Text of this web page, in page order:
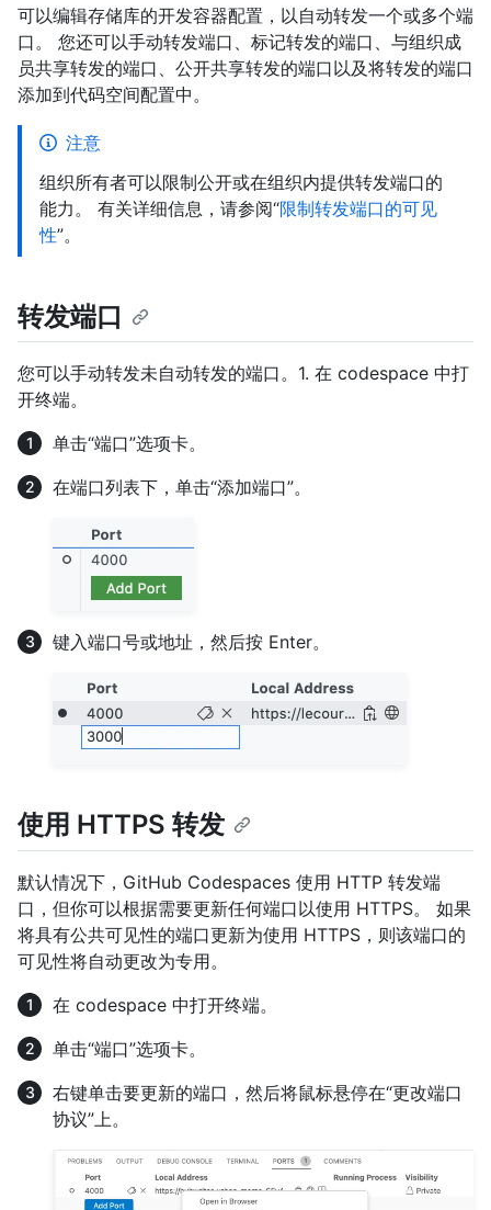
可以编辑存储库的开发容器配置，以自动转发一个或多个端
口。 您还可以手动转发端口、标记转发的端口、与组织成
员共享转发的端口、公开共享转发的端口以及将转发的端口
添加到代码空间配置中。
注意
组织所有者可以限制公开或在组织内提供转发端口的
能力。 有关详细信息，请参阅“限制转发端口的可见
性”。
转发端口
您可以手动转发未自动转发的端口。1. 在 codespace 中打
开终端。
单击“端口”选项卡。
在端口列表下，单击“添加端口”。
键入端口号或地址，然后按 Enter。
使用 HTTPS 转发
默认情况下，GitHub Codespaces 使用 HTTP 转发端
口，但你可以根据需要更新任何端口以使用 HTTPS。 如果
将具有公共可见性的端口更新为使用 HTTPS，则该端口的
可见性将自动更改为专用。
在 codespace 中打开终端。
单击“端口”选项卡。
右键单击要更新的端口，然后将鼠标悬停在“更改端口
协议”上。